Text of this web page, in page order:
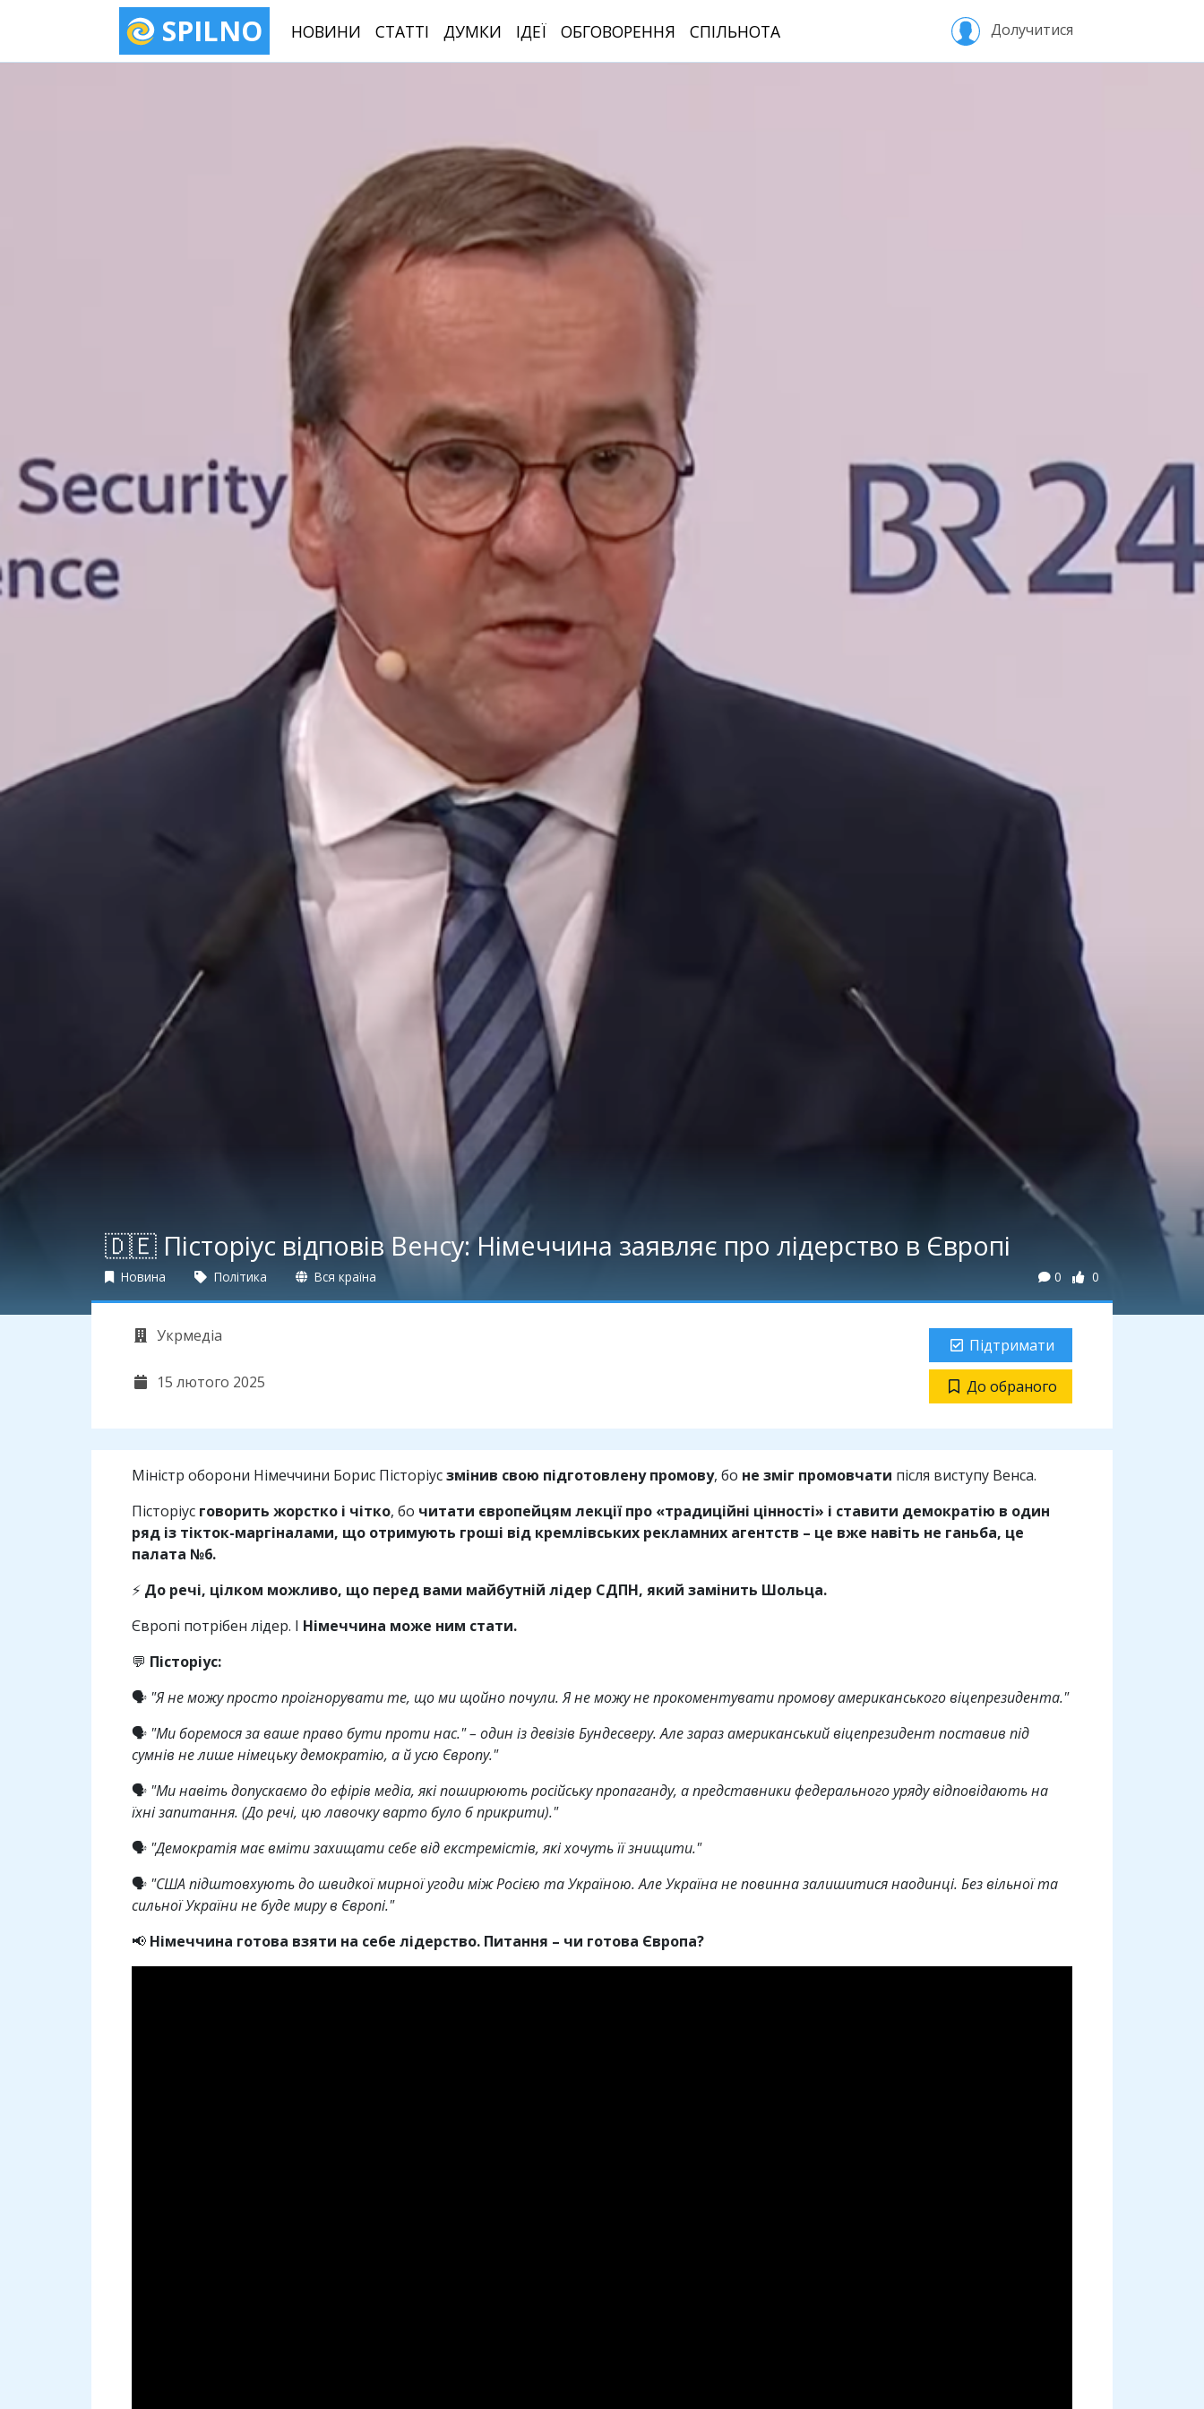
SPILNO НОВИНИ СТАТТІ ДУМКИ ІДЕЇ ОБГОВОРЕННЯ СПІЛЬНОТА Долучитися
🇩🇪 Пісторіус відповів Венсу: Німеччина заявляє про лідерство в Європі
Новина Політика Вся країна 0 0
Укрмедіа
15 лютого 2025
Підтримати
До обраного
Міністр оборони Німеччини Борис Пісторіусзмінив свою підготовлену промову, бо не зміг промовчати після виступу Венса.
Пісторіус говорить жорстко і чітко, бо читати європейцям лекції про «традиційні цінності» і ставити демократію в один
ряд із тікток-маргіналами, що отримують гроші від кремлівських рекламних агентств – це вже навіть не ганьба, це
палата №6.
⚡ До речі, цілком можливо, що перед вами майбутній лідер СДПН, який замінить Шольца.
Європі потрібен лідер. І Німеччина може ним стати.
💬 Пісторіус:
🗣️ "Я не можу просто проігнорувати те, що ми щойно почули. Я не можу не прокоментувати промову американського віцепрезидента."
🗣️ "Ми боремося за ваше право бути проти нас." – один із девізів Бундесверу. Але зараз американський віцепрезидент поставив під
сумнів не лише німецьку демократію, а й усю Європу."
🗣️ "Ми навіть допускаємо до ефірів медіа, які поширюють російську пропаганду, а представники федерального уряду відповідають на
їхні запитання. (До речі, цю лавочку варто було б прикрити)."
🗣️ "Демократія має вміти захищати себе від екстремістів, які хочуть її знищити."
🗣️ "США підштовхують до швидкої мирної угоди між Росією та Україною. Але Україна не повинна залишитися наодинці. Без вільної та
сильної України не буде миру в Європі."
📢 Німеччина готова взяти на себе лідерство. Питання – чи готова Європа?